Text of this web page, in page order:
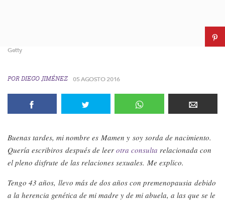
Getty
POR DIEGO JIMÉNEZ 05 AGOSTO 2016
Buenas tardes, mi nombre es Mamen y soy sorda de nacimiento.
Quería escribiros después de leer otra consulta relacionada con
el pleno disfrute de las relaciones sexuales. Me explico.
Tengo 43 años, llevo más de dos años con premenopausia debido
a la herencia genética de mi madre y de mi abuela, a las que se le